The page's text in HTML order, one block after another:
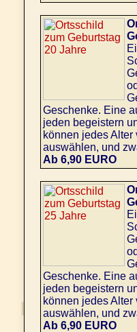
Geschenke. Eine
jeden begeistern
können jedes Alter
auswählen, und
Ab 6,90 EURO
Geschenke. Eine
jeden begeistern
können jedes Alter
auswählen, und
Ab 6,90 EURO